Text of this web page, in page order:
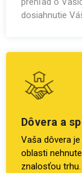
dosiahnutie
Dôvera a
Vaša dôvera
oblasti
znalosťou